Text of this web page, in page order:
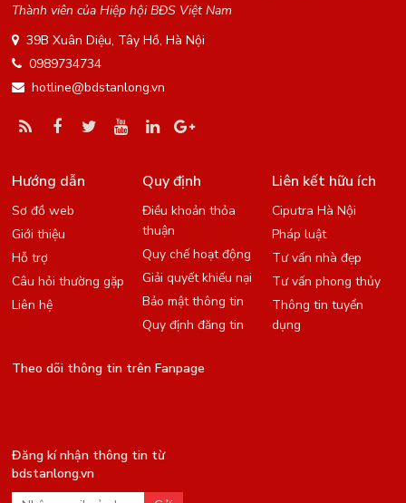
Thành viên của Hiệp hội BĐS Việt Nam
39B Xuân Diệu, Tây Hồ, Hà Nội
0989734734
hotline@bdstanlong.vn
Hướng dẫn
Sơ đồ web
Giới thiệu
Hỗ trợ
Câu hỏi thường gặp
Liên hệ
Quy định
Điều khoản thỏa
thuận
Quy chế hoạt động
Giải quyết khiếu nại
Bảo mật thông tin
Quy định đăng tin
Liên kết hữu ích
Ciputra Hà Nội
Pháp luật
Tư vấn nhà đẹp
Tư vấn phong thủy
Thông tin tuyển
dụng
Theo dõi thông tin trên Fanpage
Đăng kí nhận thông tin từ
bdstanlong.vn